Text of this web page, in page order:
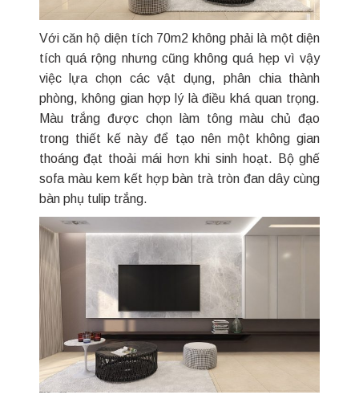
Với căn hộ diện tích 70m2 không phải là một diện
tích quá rộng nhưng cũng không quá hẹp vì vậy
việc lựa chọn các vật dụng, phân chia thành
phòng, không gian hợp lý là điều khá quan trọng.
Màu trắng được chọn làm tông màu chủ đạo
trong thiết kế này để tạo nên một không gian
thoáng đạt thoải mái hơn khi sinh hoạt. Bộ ghế
sofa màu kem kết hợp bàn trà tròn đan dây cùng
bàn phụ tulip trắng.